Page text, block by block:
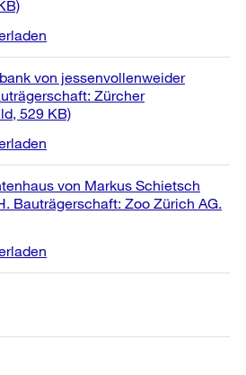
von jessenvollenweider
Zürcher
529 KB)
von Markus Schietsch
Bauträgerschaft: Zoo Zürich AG.